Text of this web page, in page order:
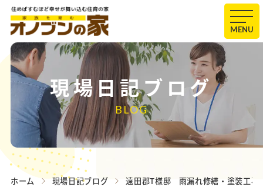
MENU
現場日記ブログ
BLOG
ホーム 現場日記ブログ 遠田郡T様邸 雨漏れ修繕・塗装工